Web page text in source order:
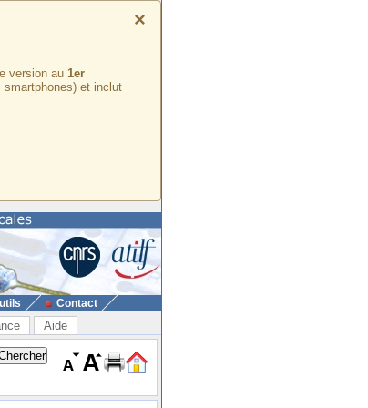
×
version au 1er
smartphones) et inclut
Contact
Aide